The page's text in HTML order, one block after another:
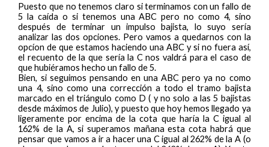
Puesto que no tenemos claro si terminamos con un fallo de
5 la caída o si tenemos una ABC pero no como 4, sino
después de terminar un impulso bajista, lo suyo sería
analizar las dos opciones. Pero vamos a quedarnos con la
opcíon de que estamos haciendo una ABC y si no fuera así,
el recuento de la que sería la C nos valdrá para el caso de
que hubiéramos hecho un fallo de 5.
Bien, si seguimos pensando en una ABC pero ya no como
una 4, sino como una corrección a todo el tramo bajista
marcado en el triángulo como D ( y no solo a las 5 bajistas
desde máximos de Julio), y puesto que hoy hemos llegado ya
ligeramente por encima de la cota que haría la C igual al
162% de la A, si superamos mañana esta cota habrá que
pensar que vamos a ir a hacer una C igual al 262% de la A (o